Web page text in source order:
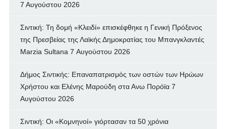
7 Αυγούστου 2026
Σιντική: Τη δομή «Κλειδί» επισκέφθηκε η Γενική Πρόξενος
της Πρεσβείας της Λαϊκής Δημοκρατίας του Μπανγκλαντές
Marzia Sultana 7 Αυγούστου 2026
Δήμος Σιντικής: Επαναπατρισμός των oστών των Ηρώων
Χρήστου και Ελένης Μαρούδη στα Ανω Πορόϊα 7
Αυγούστου 2026
Σιντική: Οι «Κομνηνοί» γιόρτασαν τα 50 χρόνια